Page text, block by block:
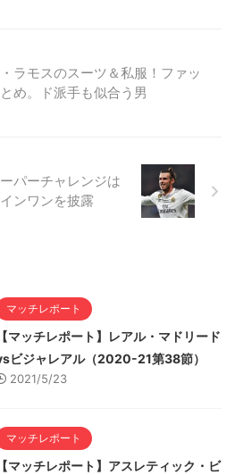
ラモスのスーツ＆私服！ファッ
め。ド派手も似合う男
パーチャレンジは
ンワンを披露
マッチレポート
【マッチレポート】レアル・マドリード
ビジャレアル（2020-21第38節）
2021/5/23
マッチレポート
【マッチレポート】アスレティック・ビ